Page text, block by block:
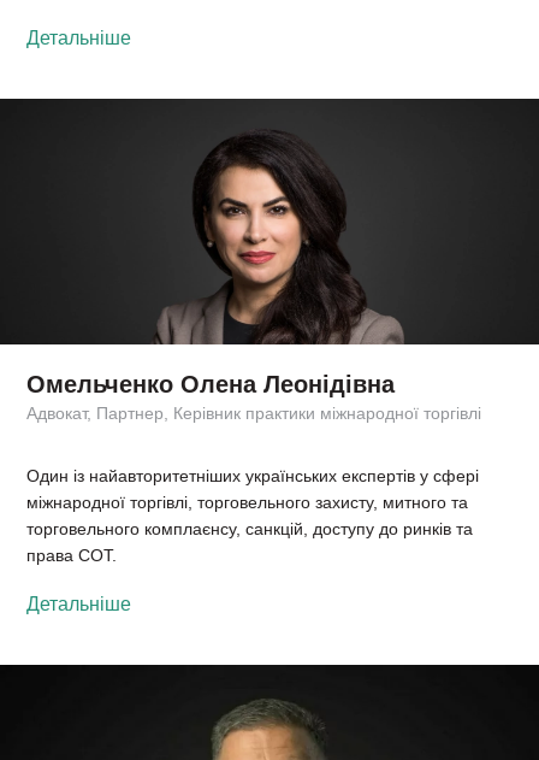
Детальніше
Омельченко Олена Леонідівна
Адвокат, Партнер, Керівник практики міжнародної торгівлі
Один із найавторитетніших українських експертів у сфері
міжнародної торгівлі, торговельного захисту, митного та
торговельного комплаєнсу, санкцій, доступу до ринків та
права СОТ.
Детальніше